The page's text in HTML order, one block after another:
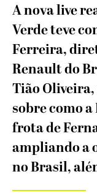
A nova live
Verde teve
Ferreira,
Renault do
Tião
sobre como
frota de
ampliando a
no Brasil,